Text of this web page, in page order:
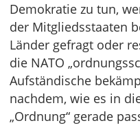
Demokratie zu tun,
der Mitgliedsstaaten
Länder gefragt oder
die NATO
Aufständische
nachdem, wie es in
„Ordnung“ gerade